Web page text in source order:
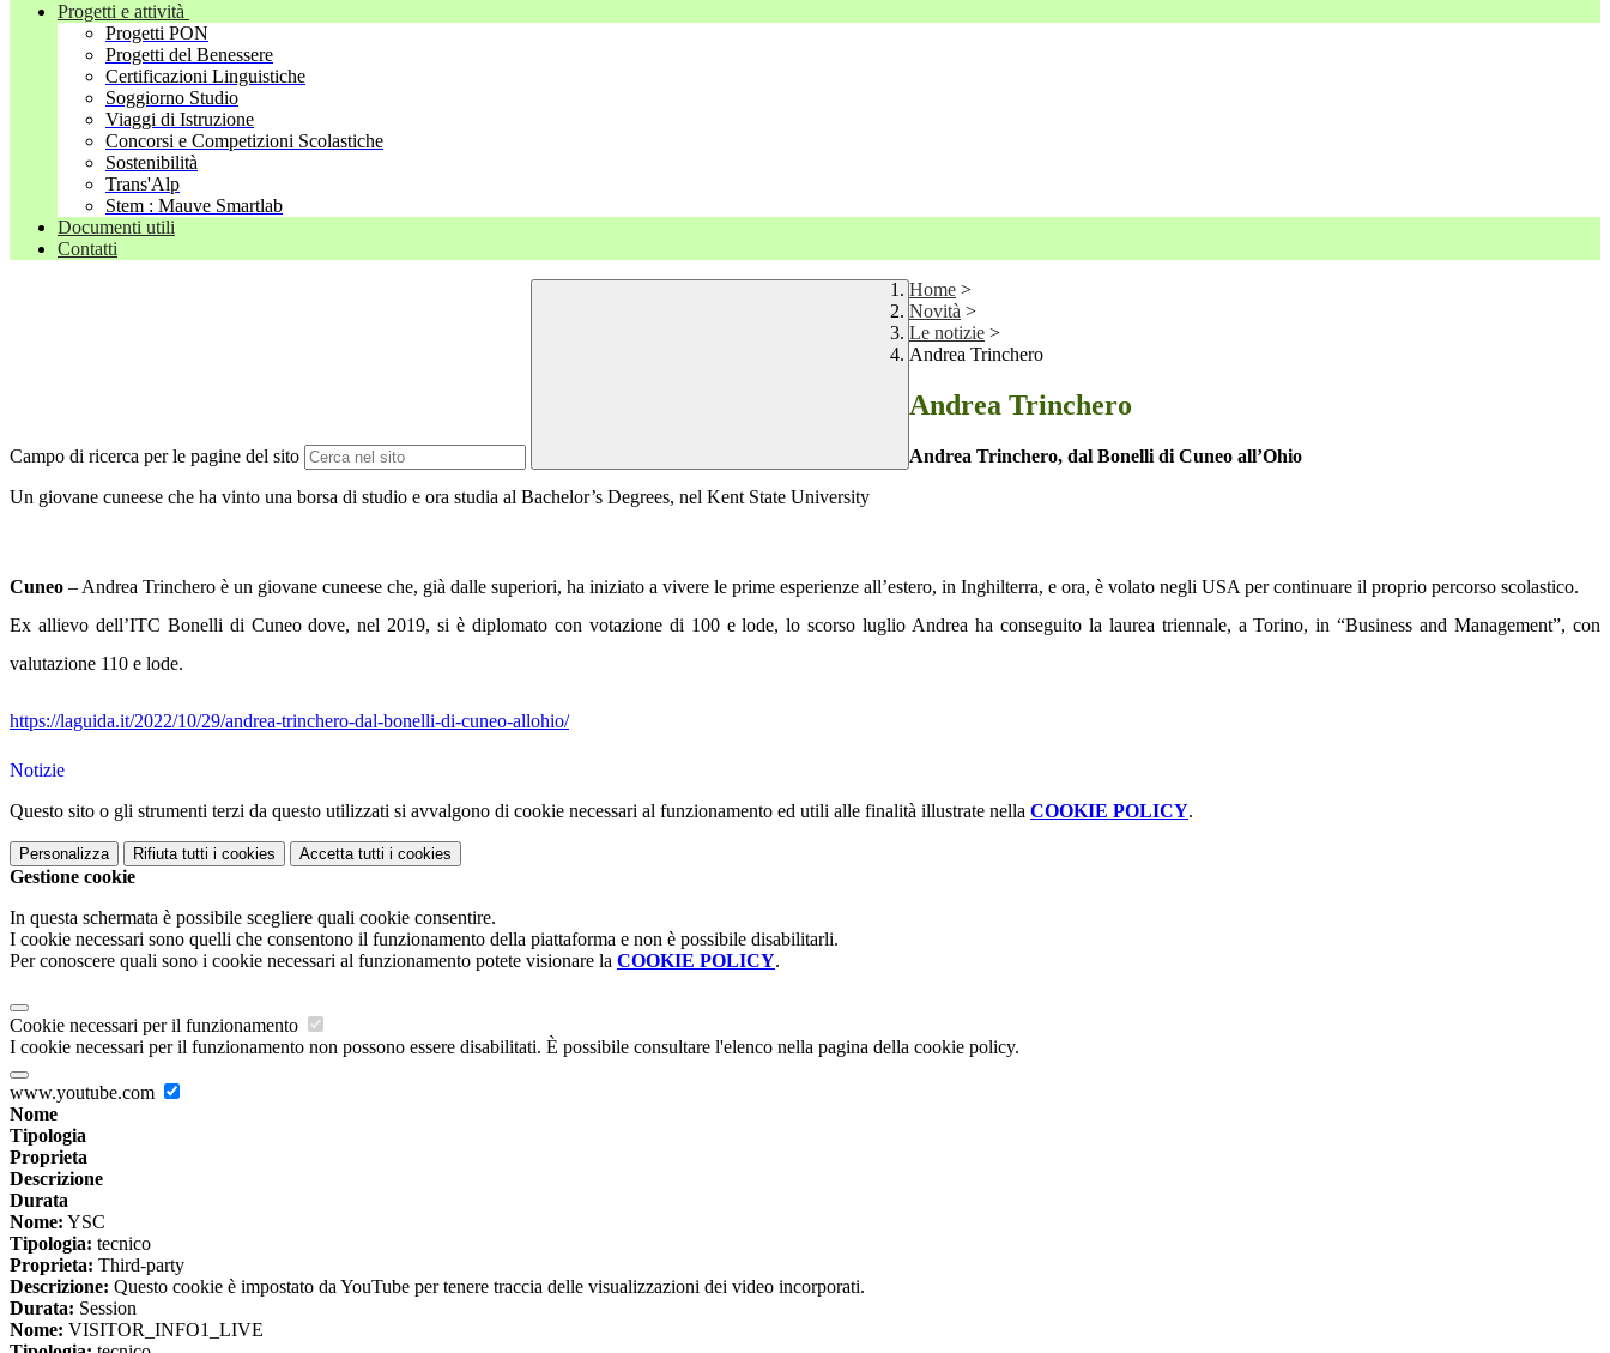
Progetti e attività
Progetti PON
Progetti del Benessere
Certificazioni Linguistiche
Soggiorno Studio
Viaggi di Istruzione
Concorsi e Competizioni Scolastiche
Sostenibilità
Trans'Alp
Stem : Mauve Smartlab
Documenti utili
Contatti
Campo di ricerca per le pagine del sito
Home >
Novità >
Le notizie >
Andrea Trinchero
Andrea Trinchero
Andrea Trinchero, dal Bonelli di Cuneo all’Ohio
Un giovane cuneese che ha vinto una borsa di studio e ora studia al Bachelor’s Degrees, nel Kent State University
Cuneo – Andrea Trinchero è un giovane cuneese che, già dalle superiori, ha iniziato a vivere le prime esperienze all’estero, in Inghilterra, e ora, è volato negli USA per continuare il proprio percorso scolastico.
Ex allievo dell’ITC Bonelli di Cuneo dove, nel 2019, si è diplomato con votazione di 100 e lode, lo scorso luglio Andrea ha conseguito la laurea triennale, a Torino, in “Business and Management”, con
valutazione 110 e lode.
https://laguida.it/2022/10/29/andrea-trinchero-dal-bonelli-di-cuneo-allohio/
Notizie
Questo sito o gli strumenti terzi da questo utilizzati si avvalgono di cookie necessari al funzionamento ed utili alle finalità illustrate nella COOKIE POLICY.
Personalizza Rifiuta tutti i cookies Accetta tutti i cookies
Gestione cookie
In questa schermata è possibile scegliere quali cookie consentire.
I cookie necessari sono quelli che consentono il funzionamento della piattaforma e non è possibile disabilitarli.
Per conoscere quali sono i cookie necessari al funzionamento potete visionare la COOKIE POLICY.
Cookie necessari per il funzionamento
I cookie necessari per il funzionamento non possono essere disabilitati. È possibile consultare l'elenco nella pagina della cookie policy.
www.youtube.com
Nome
Tipologia
Proprieta
Descrizione
Durata
Nome: YSC
Tipologia: tecnico
Proprieta: Third-party
Descrizione: Questo cookie è impostato da YouTube per tenere traccia delle visualizzazioni dei video incorporati.
Durata: Session
Nome: VISITOR_INFO1_LIVE